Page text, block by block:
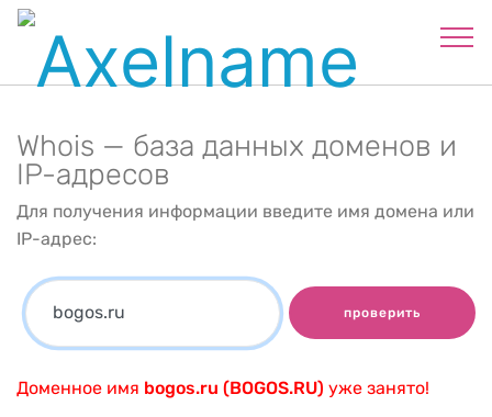
Whois — база данных доменов и
IP-адресов
Для получения информации введите имя домена или
IP-адрес:
проверить
Доменное имя bogos.ru (BOGOS.RU) уже занято!